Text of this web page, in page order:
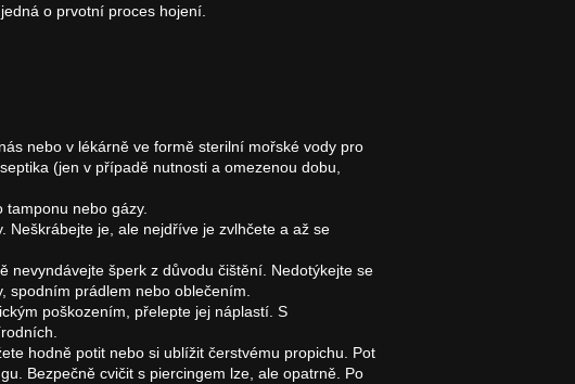
o prvotní proces hojení.
nebo v lékárně ve formě sterilní mořské vody pro
(jen v případě nutnosti a omezenou dobu,
nebo gázy.
Neškrábejte je, ale nejdříve je zvlhčete a až se
nevyndávejte šperk z důvodu čištění. Nedotýkejte se
spodním prádlem nebo oblečením.
poškozením, přelepte jej náplastí. S
hodně potit nebo si ublížit čerstvému propichu. Pot
Bezpečně cvičit s piercingem lze, ale opatrně. Po